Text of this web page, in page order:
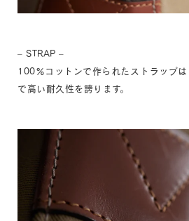
– STRAP –
100％コットンで作られたストラップ
で高い耐久性を誇ります。